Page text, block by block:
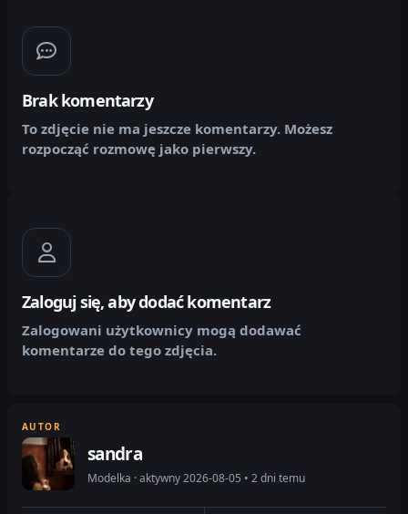
Brak komentarzy
To zdjęcie nie ma jeszcze komentarzy. Możesz
rozpocząć rozmowę jako pierwszy.
Zaloguj się, aby dodać komentarz
Zalogowani użytkownicy mogą dodawać
komentarze do tego zdjęcia.
AUTOR
sandra
Modelka · aktywny 2026-08-05 • 2 dni temu